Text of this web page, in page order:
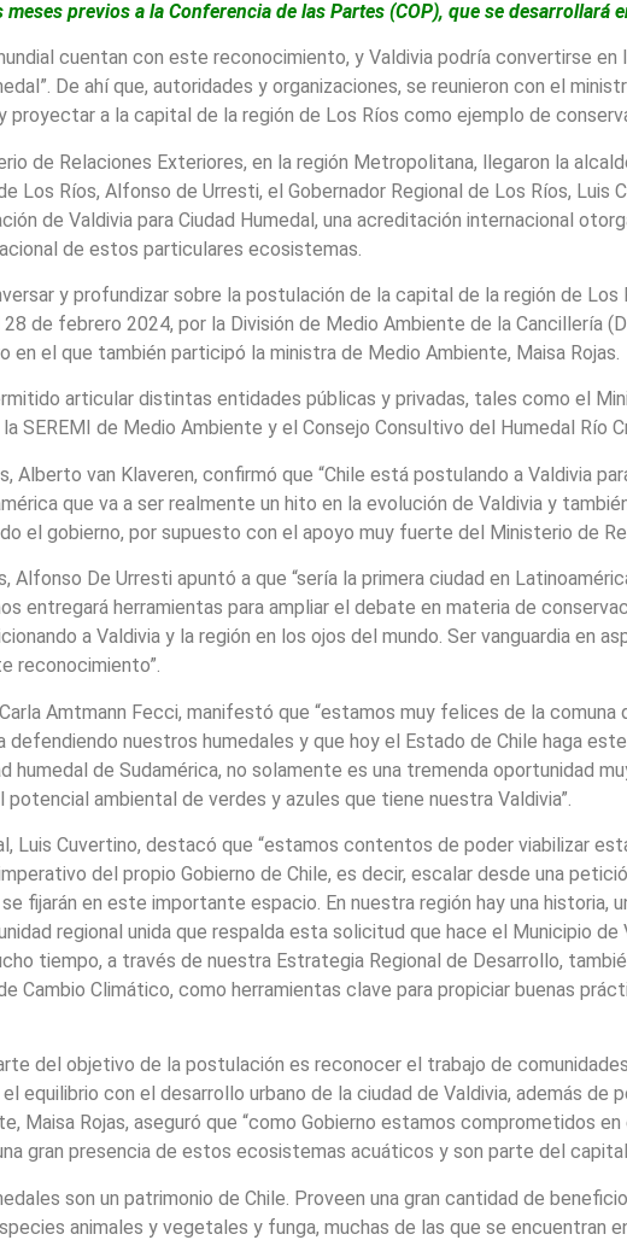
previos a la Conferencia de las Partes (COP), que se desarrollará
cuentan con este reconocimiento, y Valdivia podría convertirse en
De ahí que, autoridades y organizaciones, se reunieron con el
proyectar a la capital de la región de Los Ríos como ejemplo de
de Relaciones Exteriores, en la región Metropolitana, llegaron la
Los Ríos, Alfonso de Urresti, el Gobernador Regional de Los Ríos,
de Valdivia para Ciudad Humedal, una acreditación internacional
de estos particulares ecosistemas.
y profundizar sobre la postulación de la capital de la región de Los
28 de febrero 2024, por la División de Medio Ambiente de la Cancillería
en el que también participó la ministra de Medio Ambiente, Maisa Rojas.
articular distintas entidades públicas y privadas, tales como el
SEREMI de Medio Ambiente y el Consejo Consultivo del Humedal Río
Alberto van Klaveren, confirmó que “Chile está postulando a Valdivia
que va a ser realmente un hito en la evolución de Valdivia y
el gobierno, por supuesto con el apoyo muy fuerte del Ministerio de
Alfonso De Urresti apuntó a que “sería la primera ciudad en
entregará herramientas para ampliar el debate en materia de
a Valdivia y la región en los ojos del mundo. Ser vanguardia en
reconocimiento”.
Amtmann Fecci, manifestó que “estamos muy felices de la comuna
nuestros humedales y que hoy el Estado de Chile haga
humedal de Sudamérica, no solamente es una tremenda oportunidad
ambiental de verdes y azules que tiene nuestra Valdivia”.
Luis Cuvertino, destacó que “estamos contentos de poder viabilizar
del propio Gobierno de Chile, es decir, escalar desde una
fijarán en este importante espacio. En nuestra región hay una historia,
regional unida que respalda esta solicitud que hace el Municipio
tiempo, a través de nuestra Estrategia Regional de Desarrollo,
Cambio Climático, como herramientas clave para propiciar buenas
del objetivo de la postulación es reconocer el trabajo de
equilibrio con el desarrollo urbano de la ciudad de Valdivia, además
Maisa Rojas, aseguró que “como Gobierno estamos comprometidos
gran presencia de estos ecosistemas acuáticos y son parte del
son un patrimonio de Chile. Proveen una gran cantidad de
animales y vegetales y funga, muchas de las que se encuentran